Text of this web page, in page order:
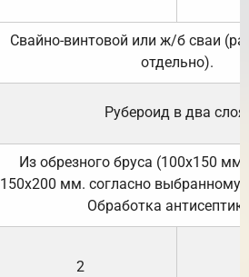
Свайно-винтовой или ж/б сваи
отдельно).
Рубероид в два слоя.
Из обрезного бруса (100х150
150х200 мм. согласно выбранному
Обработка
2